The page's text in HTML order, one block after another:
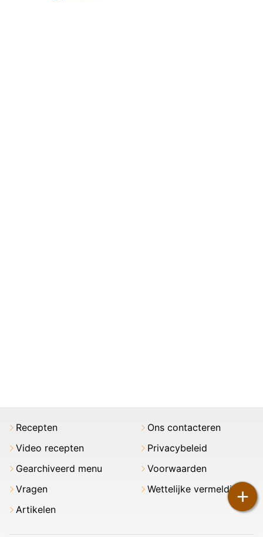
+
Recepten
Video recepten
Gearchiveerd menu
Vragen
Artikelen
Ons contacteren
Privacybeleid
Voorwaarden
Wettelijke vermeldingen